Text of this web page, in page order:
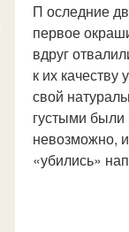
П оследние
первое
вдруг
к их
свой
густыми были
невозможно,
«убились»